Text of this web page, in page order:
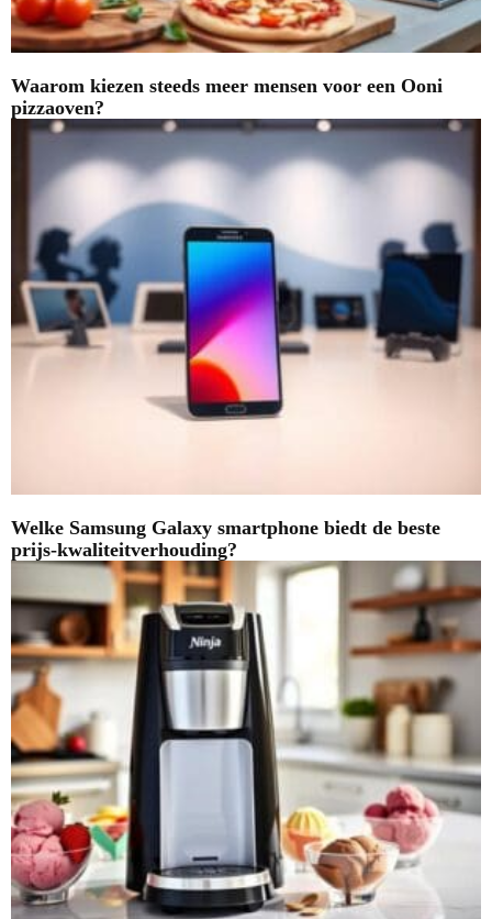
Waarom kiezen steeds meer mensen voor een Ooni
pizzaoven?
Welke Samsung Galaxy smartphone biedt de beste
prijs-kwaliteitverhouding?